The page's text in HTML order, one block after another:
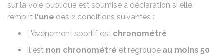
sur la voie publique est soumise à déclaration si elle
remplit l'une des 2 conditions suivantes :
L'événement sportif est chronométré
Il est non chronométré et regroupe au moins 50